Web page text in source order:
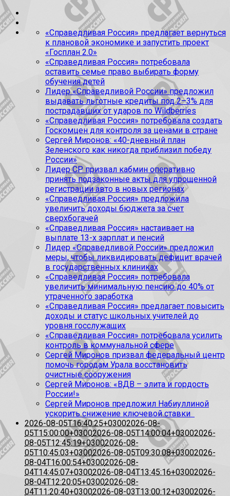
«Справедливая Россия» предлагает вернуться
к плановой экономике и запустить проект
«Госплан 2.0»
«Справедливая Россия» потребовала
оставить семье право выбирать форму
обучения детей
Лидер «Справедливой России» предложил
выдавать льготные кредиты под 2–3% для
пострадавших от ударов по Wildberries
«Справедливая Россия» потребовала создать
Госкомцен для контроля за ценами в стране
Сергей Миронов: «40-дневный план
Зеленского как никогда приблизил победу
России»
Лидер СР призвал кабмин оперативно
принять подзаконные акты для упрощенной
регистрации авто в новых регионах
«Справедливая Россия» предложила
увеличить доходы бюджета за счет
сверхбогачей
«Справедливая Россия» настаивает на
выплате 13-х зарплат и пенсий
Лидер «Справедливой России» предложил
меры, чтобы ликвидировать дефицит врачей
в государственных клиниках
«Справедливая Россия» потребовала
увеличить минимальную пенсию до 40% от
утраченного заработка
«Справедливая Россия» предлагает повысить
доходы и статус школьных учителей до
уровня госслужащих
«Справедливая Россия» потребовала усилить
контроль в коммунальной сфере
Сергей Миронов призвал федеральный центр
помочь городам Урала восстановить
очистные сооружения
Сергей Миронов: «ВДВ – элита и гордость
России!»
Сергей Миронов предложил Набиуллиной
ускорить снижение ключевой ставки
2026-08-05T16:40:25+03002026-08-
05T15:00:00+03002026-08-05T14:00:04+03002026-
08-05T12:45:19+03002026-08-
05T10:45:03+03002026-08-05T09:30:08+03002026-
08-04T16:00:54+03002026-08-
04T14:45:07+03002026-08-04T13:45:16+03002026-
08-04T12:20:05+03002026-08-
04T11:20:40+03002026-08-03T13:00:12+03002026-